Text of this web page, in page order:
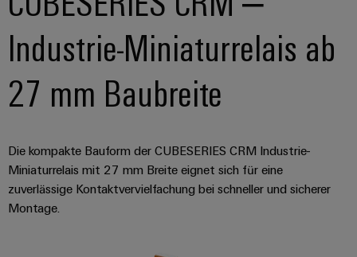
Industrie-Miniaturrelais ab
27 mm Baubreite
Die kompakte Bauform der CUBESERIES CRM Industrie-
Miniaturrelais mit 27 mm Breite eignet sich für eine
zuverlässige Kontaktvervielfachung bei schneller und sicherer
Montage.